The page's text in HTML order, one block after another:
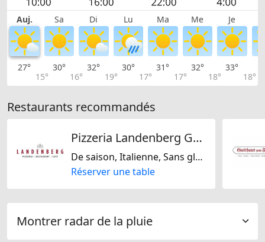
Auj. Sa Di Lu Ma Me Je
27°
15°
30°
16°
32°
19°
30°
17°
31°
17°
32°
18°
33°
18°
Restaurants recommandés
Pizzeria Landenberg GmbH
De saison, Italienne, Sans gluten, Végétarien uniquement, Végétalien uniquement, Sans lactose, Végétarienne jaïn, Sans noix, Casher, Sans soja, Suisse
Réserver une table
Montrer radar de la pluie